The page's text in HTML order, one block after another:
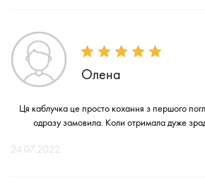
Олена
Ця каблучка це просто кохання з першого
одразу замовила. Коли отримала дуже
24.07.2022